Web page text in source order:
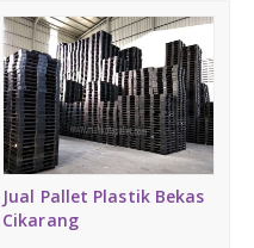
Jual Pallet Plastik Bekas
Cikarang